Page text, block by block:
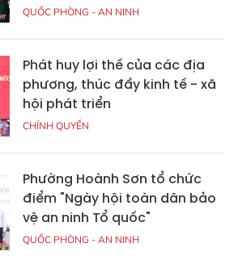
QUỐC PHÒNG - AN NINH
Phát huy lợi thế của các địa
phương, thúc đẩy kinh tế - xã
hội phát triển
CHÍNH QUYỀN
Phường Hoành Sơn tổ chức
điểm "Ngày hội toàn dân bảo
vệ an ninh Tổ quốc"
QUỐC PHÒNG - AN NINH